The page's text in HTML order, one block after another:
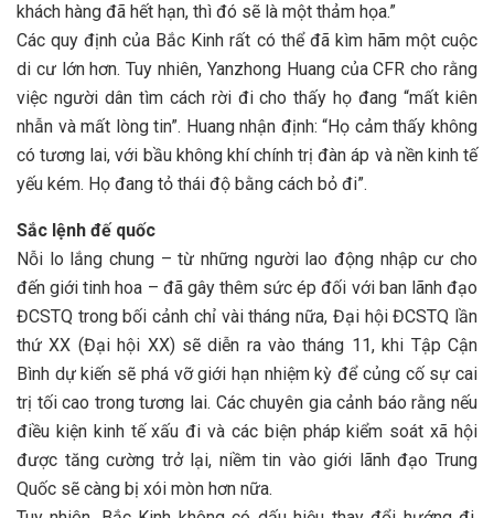
khách hàng đã hết hạn, thì đó sẽ là một thảm họa.”
Các quy định của Bắc Kinh rất có thể đã kìm hãm một cuộc
di cư lớn hơn. Tuy nhiên, Yanzhong Huang của CFR cho rằng
việc người dân tìm cách rời đi cho thấy họ đang “mất kiên
nhẫn và mất lòng tin”. Huang nhận định: “Họ cảm thấy không
có tương lai, với bầu không khí chính trị đàn áp và nền kinh tế
yếu kém. Họ đang tỏ thái độ bằng cách bỏ đi”.
Sắc lệnh đế quốc
Nỗi lo lắng chung – từ những người lao động nhập cư cho
đến giới tinh hoa – đã gây thêm sức ép đối với ban lãnh đạo
ĐCSTQ trong bối cảnh chỉ vài tháng nữa, Đại hội ĐCSTQ lần
thứ XX (Đại hội XX) sẽ diễn ra vào tháng 11, khi Tập Cận
Bình dự kiến sẽ phá vỡ giới hạn nhiệm kỳ để củng cố sự cai
trị tối cao trong tương lai. Các chuyên gia cảnh báo rằng nếu
điều kiện kinh tế xấu đi và các biện pháp kiểm soát xã hội
được tăng cường trở lại, niềm tin vào giới lãnh đạo Trung
Quốc sẽ càng bị xói mòn hơn nữa.